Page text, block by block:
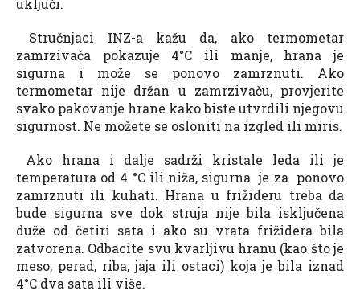
Stručnjaci INZ-a kažu da, ako termometar
zamrzivača pokazuje 4°C ili manje, hrana je
sigurna i može se ponovo zamrznuti. Ako
termometar nije držan u zamrzivaču, provjerite
svako pakovanje hrane kako biste utvrdili njegovu
sigurnost. Ne možete se osloniti na izgled ili miris.
Ako hrana i dalje sadrži kristale leda ili je
temperatura od 4 °C ili niža, sigurna je za ponovo
zamrznuti ili kuhati. Hrana u frižideru treba da
bude sigurna sve dok struja nije bila isključena
duže od četiri sata i ako su vrata frižidera bila
zatvorena. Odbacite svu kvarljivu hranu (kao što je
meso, perad, riba, jaja ili ostaci) koja je bila iznad
4°C dva sata ili više.